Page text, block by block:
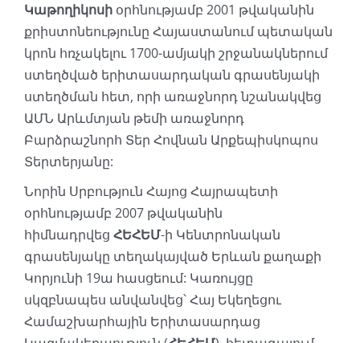
Կաթողիկոսիօրհնությամբ 2001 թվականին
քրիստոնեությունը Հայաստանում պետական
կրոն հռչակելու 1700-ամյակի շրջանակներում
ստեղծված երիտասարդական գրասենյակի
ստեղծման հետ, որի առաջնորդ նշանակվեց
ԱՄՆ Արևմտյան թեմի առաջնորդ
Բարձրաշնորհ Տեր Հովնան Արքեպիսկոպոս
Տերտերյանը:
Նորին Սրբություն Հայոց Հայրապետի
օրհնությամբ 2007 թվականին
հիմնադրվեց ՀԵՀԵՄ-ի Կենտրոնական
գրասենյակը տեղակայված Երևան քաղաքի
Կորյունի 19ա հասցեում: Կառույցը
սկզբնապես անվանվեց՝ Հայ Եկեղեցու
Համաշխարհային Երիտասարդաց